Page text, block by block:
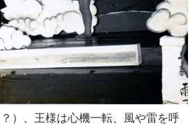
）、王様は心機一転、風や雷を呼